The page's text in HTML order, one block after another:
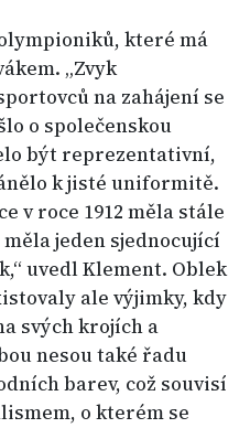
které má
„Zvyk
na zahájení se
o společenskou
být reprezentativní,
k jisté uniformitě.
v roce 1912 měla stále
jeden sjednocující
uvedl Klement. Oblek
ale výjimky, kdy
svých krojích a
nesou také řadu
barev, což souvisí
o kterém se